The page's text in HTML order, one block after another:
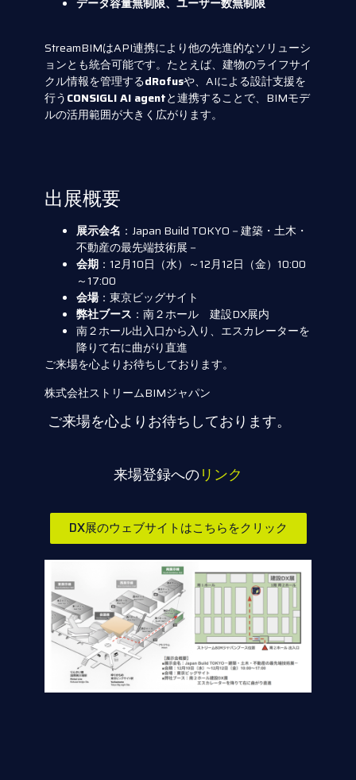
StreamBIMはAPI連携により他の先進的なソリューシ
ョンとも統合可能です。たとえば、建物のライフサイ
クル情報を管理するdRofusや、AIによる設計支援を
行うCONSIGLI AI agentと連携することで、BIMモデ
ルの活用範囲が大きく広がります。
出展概要
展示会名 ：Japan Build TOKYO－建築・土木・
不動産の最先端技術展－
会期 ：12月10日（水）～12月12日（金）10:00
～17:00
会場：東京ビッグサイト
弊社ブース ：南２ホール 建設DX展内
南２ホール出入口から入り、エスカレーターを
降りて右に曲がり直進
ご来場を心よりお待ちしております。
株式会社ストリームBIMジャパン
ご来場を心よりお待ちしております。
来場登録へのリンク
DX展のウェブサイトはこちらをクリック